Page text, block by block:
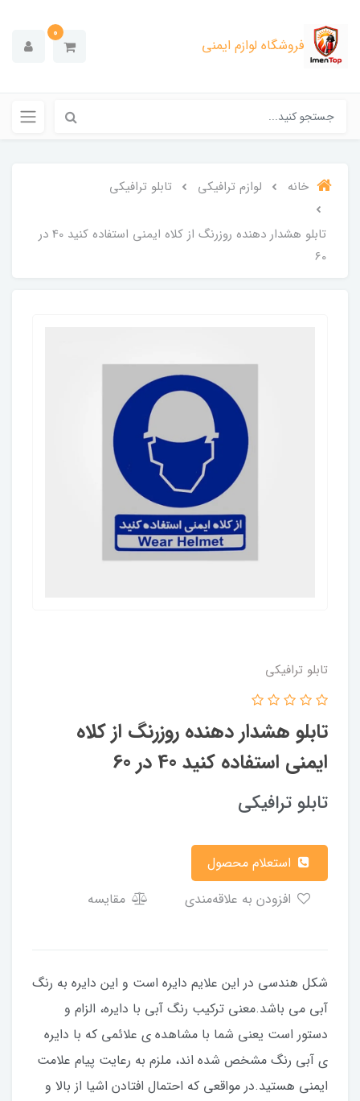
فروشگاه لوازم ایمنی
0
خانه لوازم ترافیکی تابلو ترافیکی
تابلو هشدار دهنده روزرنگ از کلاه ایمنی استفاده کنید 40 در
60
تابلو ترافیکی
تابلو هشدار دهنده روزرنگ از کلاه
ایمنی استفاده کنید 40 در 60
تابلو ترافیکی
مقایسه
شکل هندسی در این علایم دایره است و این دایره به رنگ
آبی می باشد.معنی ترکیب رنگ آبی با دایره، الزام و
دستور است یعنی شما با مشاهده ی علائمی که با دایره
ی آبی رنگ مشخص شده اند، ملزم به رعایت پیام علامت
ایمنی هستید.در مواقعی که احتمال افتادن اشیا از بالا و